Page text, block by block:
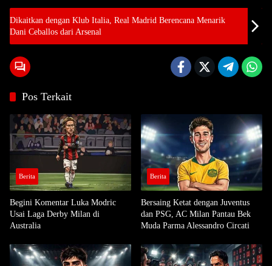
Dikaitkan dengan Klub Italia, Real Madrid Berencana Menarik
Dani Ceballos dari Arsenal
Pos Terkait
Berita
Begini Komentar Luka Modric
Usai Laga Derby Milan di
Australia
Berita
Bersaing Ketat dengan Juventus
dan PSG, AC Milan Pantau Bek
Muda Parma Alessandro Circati